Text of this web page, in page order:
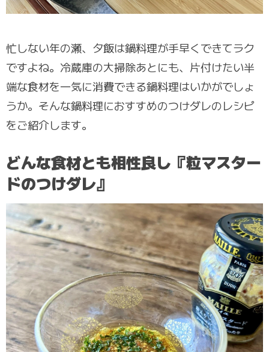
忙しない年の瀬、夕飯は鍋料理が手早くできてラク
ですよね。冷蔵庫の大掃除あとにも、片付けたい半
端な食材を一気に消費できる鍋料理はいかがでしょ
うか。そんな鍋料理におすすめのつけダレのレシピ
をご紹介します。
どんな食材とも相性良し『粒マスター
ドのつけダレ』